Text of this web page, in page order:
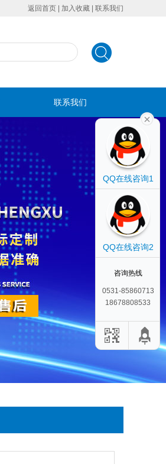
返回首页 加入收藏 联系我们
联系我们
QQ在线咨询1
QQ在线咨询2
咨询热线
0531-85860713
18678808533